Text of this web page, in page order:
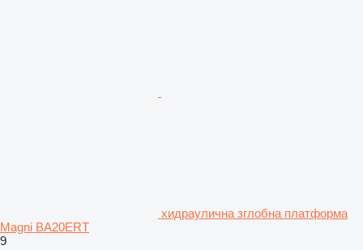
хидраулична зглобна платформа
Magni BA20ERT
9